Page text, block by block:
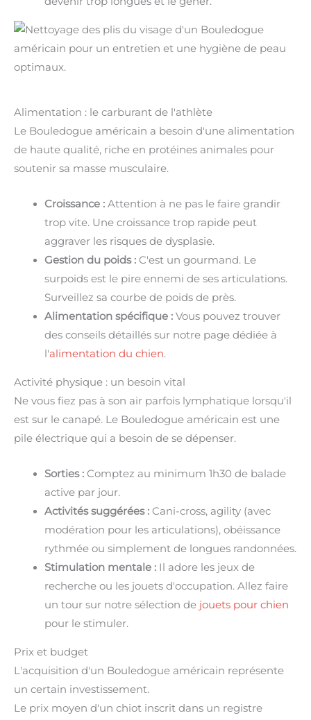
Alimentation : le carburant de l'athlète
Le Bouledogue américain a besoin d'une alimentation
de haute qualité, riche en protéines animales pour
soutenir sa masse musculaire.
Croissance :Attention à ne pas le faire grandir
trop vite. Une croissance trop rapide peut
aggraver les risques de dysplasie.
Gestion du poids :C'est un gourmand. Le
surpoids est le pire ennemi de ses articulations.
Surveillez sa courbe de poids de près.
Alimentation spécifique :Vous pouvez trouver
des conseils détaillés sur notre page dédiée à
l'alimentation du chien.
Activité physique : un besoin vital
Ne vous fiez pas à son air parfois lymphatique lorsqu'il
est sur le canapé. Le Bouledogue américain est une
pile électrique qui a besoin de se dépenser.
Sorties :Comptez au minimum 1h30 de balade
active par jour.
Activités suggérées :Cani-cross, agility (avec
modération pour les articulations), obéissance
rythmée ou simplement de longues randonnées.
Stimulation mentale :Il adore les jeux de
recherche ou les jouets d'occupation. Allez faire
un tour sur notre sélection de jouets pour chien
pour le stimuler.
Prix et budget
L'acquisition d'un Bouledogue américain représente
un certain investissement.
Le prix moyen d'un chiot inscrit dans un registre